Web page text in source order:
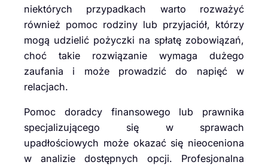
niektórych przypadkach warto rozważyć
również pomoc rodziny lub przyjaciół, którzy
mogą udzielić pożyczki na spłatę zobowiązań,
choć takie rozwiązanie wymaga dużego
zaufania i może prowadzić do napięć w
relacjach.
Pomoc doradcy finansowego lub prawnika
specjalizującego się w sprawach
upadłościowych może okazać się nieoceniona
w analizie dostępnych opcji. Profesjonalna